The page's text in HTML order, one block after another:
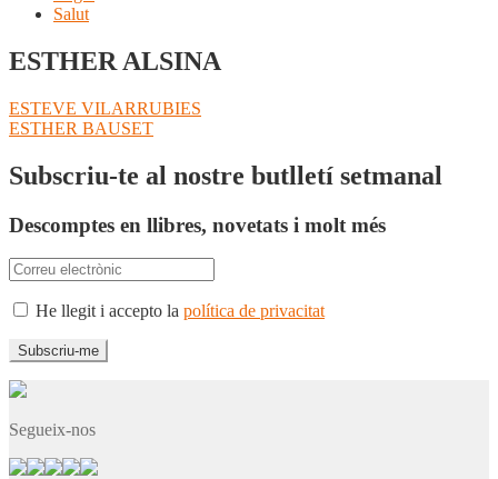
Salut
ESTHER ALSINA
Navegació
d'entrades
Entrada
anterior:
ESTEVE VILARRUBIES
Pròxima
ESTHER BAUSET
Subscriu-te al nostre butlletí setmanal
Descomptes en llibres, novetats i molt més
He llegit i accepto la política de privacitat
Segueix-nos